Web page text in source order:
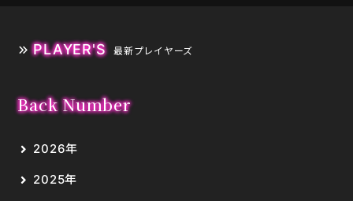
PLAYER'S 最新プレイヤーズ
Back Number
2026年
2025年